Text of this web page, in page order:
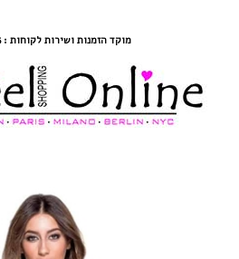
מוקד הזמנות ושירות לקוחות : 077-659-6925